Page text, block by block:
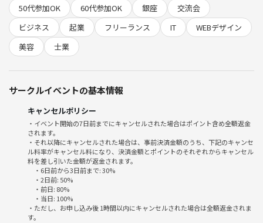
プログラマー、WEBデザイナー、IT関連、DTPデザイナー、設計士、建
築士、ファイナンシャルプランナー、カウンセラー、プロコーチ、コン
サルタント
営業、経理、総務、受付、バックオフィス
ベンチャー企業・スタートアップ企業のマネジメント層
国内大手企業、外資系企業
広告代理店、マスコミ、タレント・モデル事務所、サロン経営者、理美
容師、エステティシャン、美容部員、販売、飲食業、アパレル、銀行
員、保険会社、外資系金融機関・投資銀行、人材派遣、転職エージェン
医師、歯科医師、獣医師、看護師、医療従事者、介護福祉士
国家公務員、地方公務員、団体職員
弁護士、会計士、税理士、社労士、行政書士などの士業の方
代表取締役・専務・常務・取締役、個人事業主、フリーランス経営者、
投資家、起業家、事業家、実業家、ビジネスインキュベーター等
これから事業を始めたい方、今はごくごく小規模だが、これからビジネ
50代参加OK
60代参加OK 銀座
交流会
ビジネス
起業 フリーランス IT
WEBデザイン
美容
士業
サークルイベントの基本情報
キャンセルポリシー
・イベント開始の7日前までにキャンセルされた場合はポイント含め全額返金
されます。
・それ以降にキャンセルされた場合は、事前決済金額のうち、下記のキャンセ
ル料率がキャンセル料になり、決済金額とポイントのそれぞれからキャンセル
料を差し引いた金額が返金されます。
・6日前から3日前まで: 30%
・2日前: 50%
・前日: 80%
・当日: 100%
・ただし、お申し込み後 1時間以内にキャンセルされた場合は全額返金されま
す。